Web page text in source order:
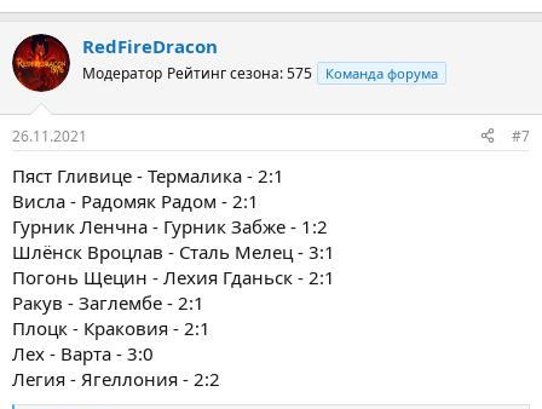
RedFireDracon
Модератор Рейтинг сезона: 575 Команда форума
26.11.2021 #7
Пяст Гливице - Термалика - 2:1
Висла - Радомяк Радом - 2:1
Гурник Ленчна - Гурник Забже - 1:2
Шлёнск Вроцлав - Сталь Мелец - 3:1
Погонь Щецин - Лехия Гданьск - 2:1
Ракув - Заглембе - 2:1
Плоцк - Краковия - 2:1
Лех - Варта - 3:0
Легия - Ягеллония - 2:2